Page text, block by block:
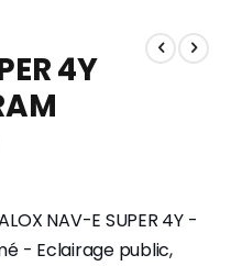
4Y
NAV-E SUPER 4Y -
- Eclairage public,